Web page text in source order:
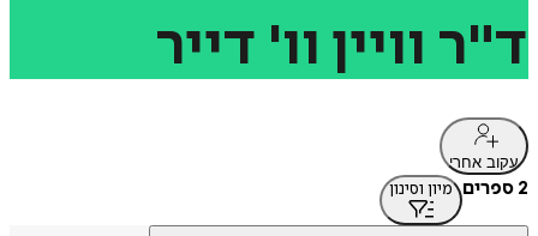
ד"ר וויין וו' דייר
עקוב אחרי
2 ספרים מיון וסינון